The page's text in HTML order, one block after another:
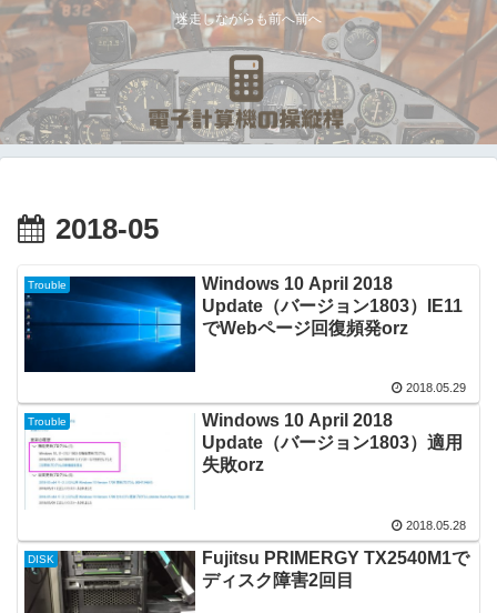
迷走しながらも前へ前へ
2018-05
Trouble
Windows 10 April 2018
Update（バージョン1803）IE11
でWebページ回復頻発orz
2018.05.29
Trouble
Windows 10 April 2018
Update（バージョン1803）適用
失敗orz
2018.05.28
DISK
Fujitsu PRIMERGY TX2540M1で
ディスク障害2回目